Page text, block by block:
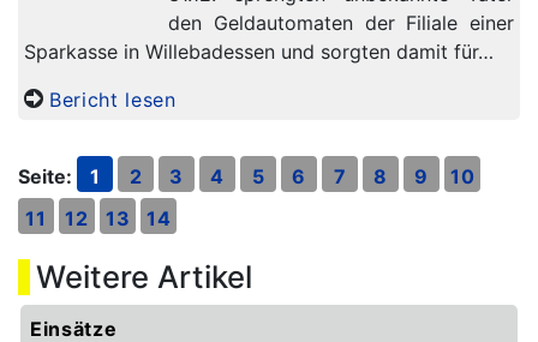
den Geldautomaten der Filiale einer
Sparkasse in Willebadessen und sorgten damit für…
Bericht lesen
Seite: 1 2 3 4 5 6 7 8 9
10
11
12 13 14
Weitere Artikel
Einsätze